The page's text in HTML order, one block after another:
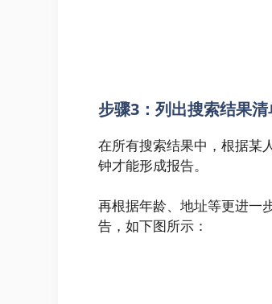
步骤3：列出搜索结果清
在所有搜索结果中，根据某
钟才能形成报告。
再根据年龄、地址等更进一
告，如下图所示：